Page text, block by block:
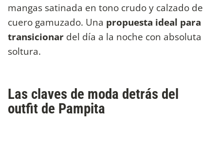
mangas satinada en tono crudo y calzado de
cuero gamuzado. Una propuesta ideal para
transicionar del día a la noche con absoluta
soltura.
Las claves de moda detrás del
outfit de Pampita